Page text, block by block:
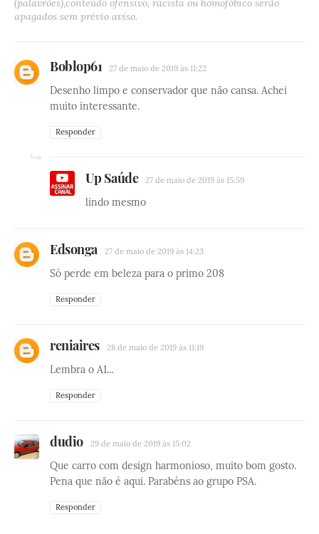
(palavrões),conteúdo ofensivo, racista ou homofóbico serão
apagados sem prévio aviso.
Boblop61 27 de maio de 2019 às 11:22
Desenho limpo e conservador que não cansa. Achei
muito interessante.
Responder
Up Saúde 27 de maio de 2019 às 15:59
lindo mesmo
Edsonga 27 de maio de 2019 às 14:23
Só perde em beleza para o primo 208
Responder
reniaires 28 de maio de 2019 às 11:19
Lembra o A1...
Responder
dudio 29 de maio de 2019 às 15:02
Que carro com design harmonioso, muito bom gosto.
Pena que não é aqui. Parabéns ao grupo PSA.
Responder